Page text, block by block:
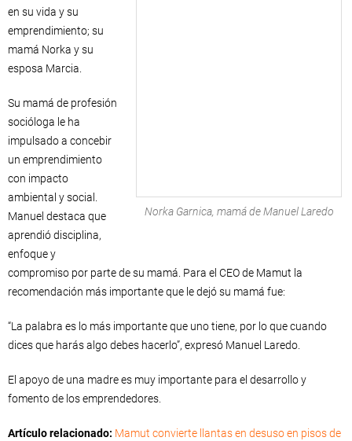
Norka Garnica, mamá de Manuel Laredo
en su vida y su
emprendimiento; su
mamá Norka y su
esposa Marcia.
Su mamá de profesión
socióloga le ha
impulsado a concebir
un emprendimiento
con impacto
ambiental y social.
Manuel destaca que
aprendió disciplina,
enfoque y
compromiso por parte de su mamá. Para el CEO de Mamut la
recomendación más importante que le dejó su mamá fue:
“La palabra es lo más importante que uno tiene, por lo que cuando
dices que harás algo debes hacerlo”, expresó Manuel Laredo.
El apoyo de una madre es muy importante para el desarrollo y
fomento de los emprendedores.
Artículo relacionado: Mamut convierte llantas en desuso en pisos de